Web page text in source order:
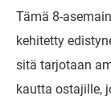
Tämä 8-
kehitetty
sitä tarjotaan
kautta ostajille,